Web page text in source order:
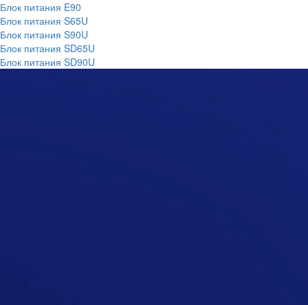
Блок питания E90
Блок питания S65U
Блок питания S90U
Блок питания SD65U
Блок питания SD90U